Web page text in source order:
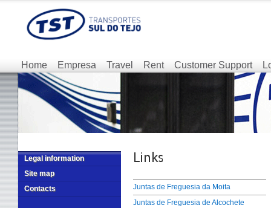
Home Empresa Travel Rent Customer Support
Legal information
Site map
Contacts
Juntas de Freguesia da Moita
Juntas de Freguesia de Alcochete